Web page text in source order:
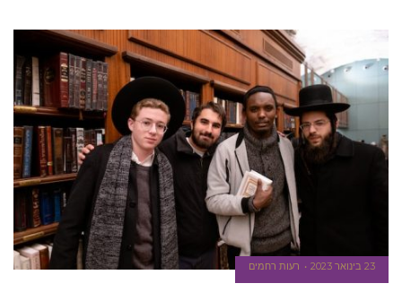
23 בינואר 2023 רעות רחמים